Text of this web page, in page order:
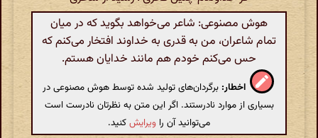
هوش مصنوعی: شاعر می‌خواهد بگوید که در میان
تمام شاعران، من به قدری به خداوند افتخار می‌کنم که
حس می‌کنم خودم هم مانند خدایان هستم.
اخطار: برگردان‌های تولید شده توسط هوش مصنوعی در
بسیاری از موارد نادرستند. اگر این متن به نظرتان نادرست است
می‌توانید آن را ویرایشکنید.